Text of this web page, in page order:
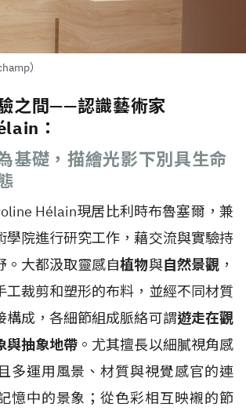
）
之間——認識藝術家
：
基礎，描繪光影下別具生命
Hélain現居比利時布魯塞爾，兼
學院進行研究工作，藉交流與實驗持
。大都汲取靈感自植物與自然景觀 ，
工裁剪和塑形的布料，並經不同材質
構成，各細節組成脈絡可謂遊走在觀
與抽象地帶 。尤其擅長以細膩視角感
多運用風景、材質與視覺感官的連
憶中的景象；從色彩相互映襯的節